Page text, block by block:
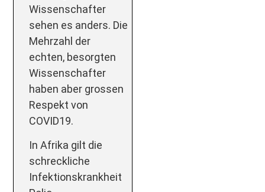
Wissenschafter
sehen es anders. Die
Mehrzahl der
echten, besorgten
Wissenschafter
haben aber grossen
Respekt von
COVID19.
In Afrika gilt die
schreckliche
Infektionskrankheit